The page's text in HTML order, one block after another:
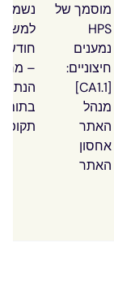
מוסמך של
HPS
נמענים
חיצוניים:
[CA1.1]
מנהל
האתר
אחסון
האתר
–
בתום
תקופה